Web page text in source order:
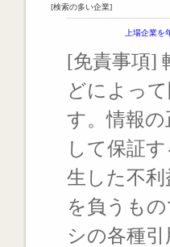
[検索の多い企業]
上場企業を
[免責事項]
どによっ
す。情報
して保証
生した不
を負うも
シの各種